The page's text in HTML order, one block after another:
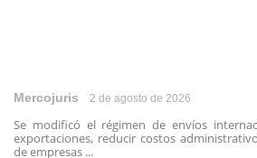
Mercojuris 2 de agosto de 2026
Se modificó el régimen de envíos
exportaciones, reducir costos
de empresas ...